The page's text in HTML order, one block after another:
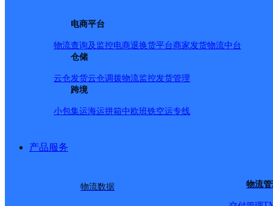
电商平台
物流查询及监控电商退换货平台商家发货物流中台
仓储
云仓发货云仓调拨物流监控发货管理
跨境
小包集运海运拼箱中欧班铁空运专线
产品服务
物流数据 物流
网点地址：洛南县三要镇三要街村
网点负责人：